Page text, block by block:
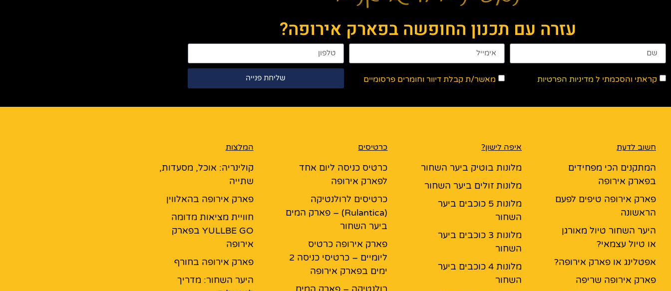
עזרה עם תכנון החופשה בפארק אירופה?
קראתי והסכמתי ל מדיניות הפרטיות מאשר/ת קבלת דיוור וחומרים פרסומיים שליחת פנייה
חשוב לדעת
המתקנים הכי מפחידים
בפארק אירופה
פארק אירופה טיפים לפעם
הראשונה
היער השחור טיול מאורגן
או טיול עצמאי?
אפטלינג או פארק אירופה?
פארק אירופה שריפה
איפה לישון?
מלונות בוטיק ביער השחור
מלונות זולים ביער השחור
מלונות 5 כוכבים ביער
השחור
מלונות 3 כוכבים ביער
השחור
מלונות 4 כוכבים ביער
השחור
כרטיסים
כרטיס כניסה ליום אחד
לפארק אירופה
כרטיסים לרולנטיקה
(Rulantica) – פארק המים
ביער השחור
פארק אירופה כרטיס
ליומיים – כרטיסי כניסה 2
ימים בפארק אירופה
המלצות
קולינריה: אוכל, מסעדות,
שתייה
פארק אירופה בהאלווין
חוויית מציאות מדומה
YULLBE GO בפארק
אירופה
פארק אירופה בחורף
היער השחור: מדריך